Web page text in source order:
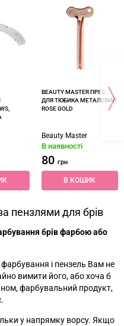
BEAUTY MASTER ПРЕС
ДЛЯ ТЮБИКА МЕТАЛЕВИЙ
ROSE GOLD
Beauty Master
В наявності
80 грн
В КОШИК
пензлями для брів
брів фарбою або
і пензель Вам не
вимити його, або хоча б
фарбувальний продукт,
у напрямку ворсу. Якщо